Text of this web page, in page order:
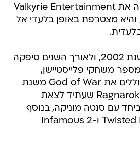
צויין כי החברה רכשה את Valkyrie Entertainment
מצטרפת באופן בלעדי אל
Valkyrie הוקמה בשנת 2002, ולאורך השנים סיפקה
משחקי פלייסטיישן,
הבולטים שביניהם כוללים את God of War משנת
2018 וההמשך שלו Ragnarok שעתיד לצאת
שנת 2022 ביחד עם סנטה מוניקה, בנוסף
לכותרים כמו Twisted Metal ו-Infamous 2